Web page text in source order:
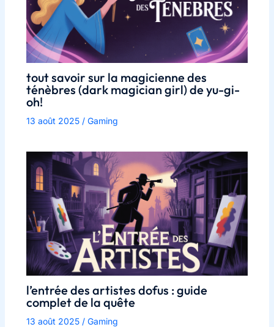
tout savoir sur la magicienne des
ténèbres (dark magician girl) de yu-gi-
oh!
13 août 2025 / Gaming
l’entrée des artistes dofus : guide
complet de la quête
13 août 2025 / Gaming